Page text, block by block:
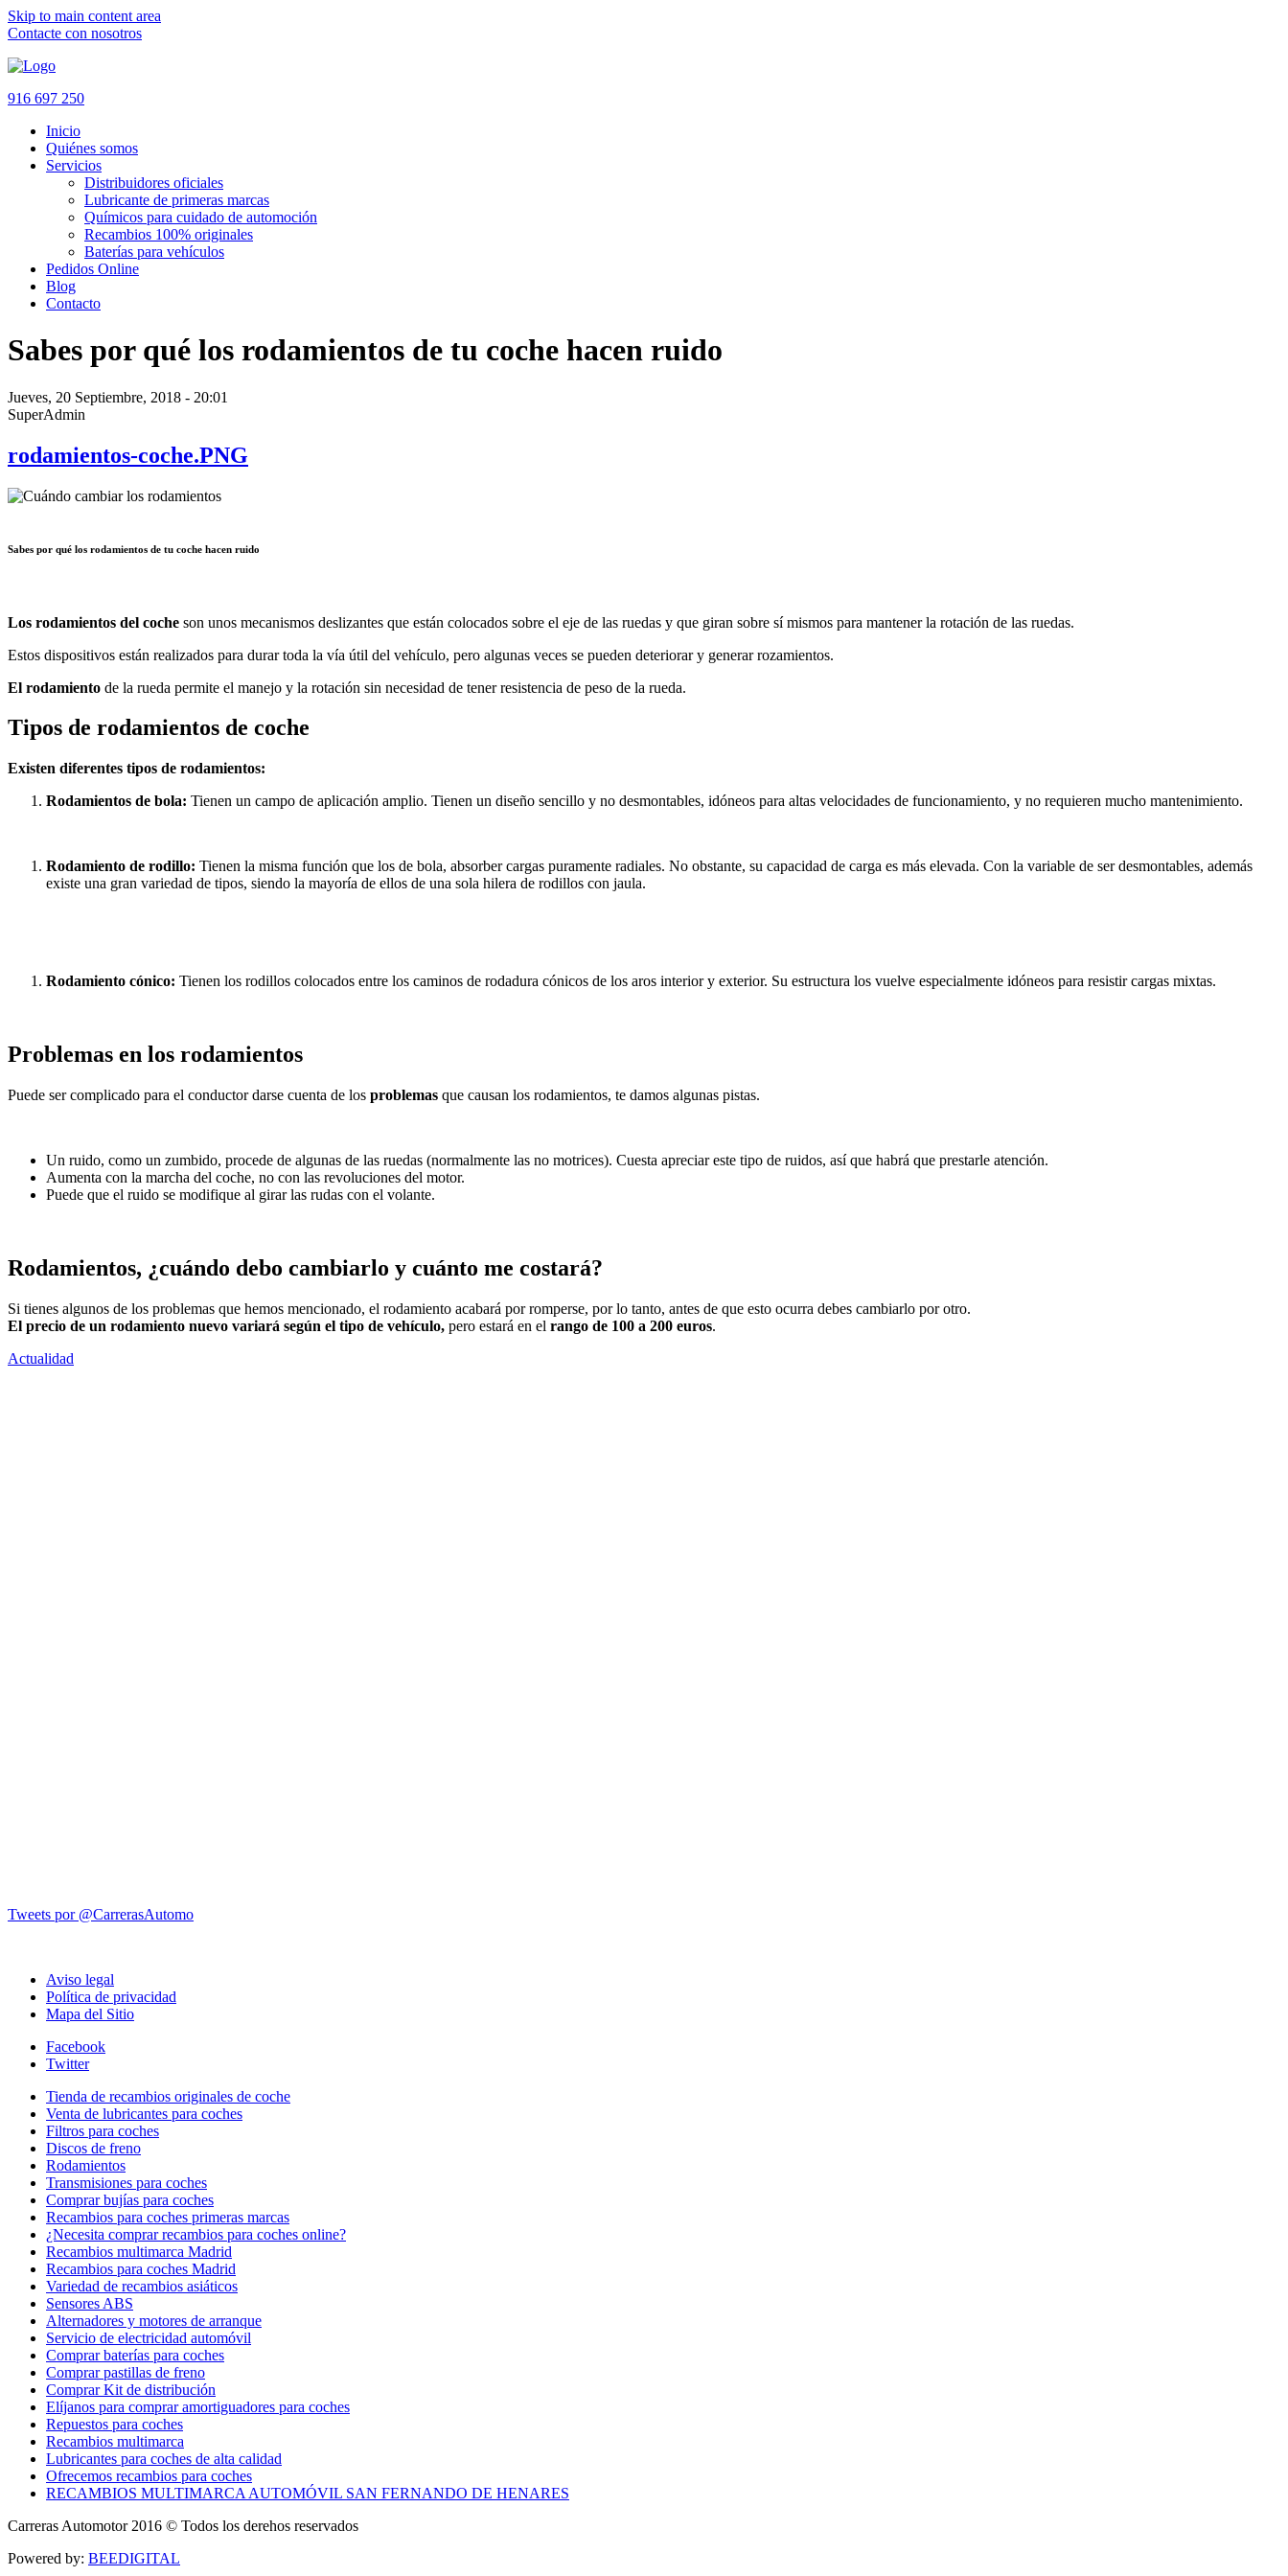
Skip to main content area
Contacte con nosotros
916 697 250
Inicio
Quiénes somos
Servicios
Distribuidores oficiales
Lubricante de primeras marcas
Químicos para cuidado de automoción
Recambios 100% originales
Baterías para vehículos
Pedidos Online
Blog
Contacto
Sabes por qué los rodamientos de tu coche hacen ruido
Jueves, 20 Septiembre, 2018 - 20:01
SuperAdmin
rodamientos-coche.PNG
Sabes por qué los rodamientos de tu coche hacen ruido
Los rodamientos del coche son unos mecanismos deslizantes que están colocados sobre el eje de las ruedas y que giran sobre sí mismos para mantener la rotación de las ruedas.
Estos dispositivos están realizados para durar toda la vía útil del vehículo, pero algunas veces se pueden deteriorar y generar rozamientos.
El rodamiento de la rueda permite el manejo y la rotación sin necesidad de tener resistencia de peso de la rueda.
Tipos de rodamientos de coche
Existen diferentes tipos de rodamientos:
Rodamientos de bola: Tienen un campo de aplicación amplio. Tienen un diseño sencillo y no desmontables, idóneos para altas velocidades de funcionamiento, y no requieren mucho mantenimiento.
Rodamiento de rodillo: Tienen la misma función que los de bola, absorber cargas puramente radiales. No obstante, su capacidad de carga es más elevada. Con la variable de ser desmontables, además
existe una gran variedad de tipos, siendo la mayoría de ellos de una sola hilera de rodillos con jaula.
Rodamiento cónico: Tienen los rodillos colocados entre los caminos de rodadura cónicos de los aros interior y exterior. Su estructura los vuelve especialmente idóneos para resistir cargas mixtas.
Problemas en los rodamientos
Puede ser complicado para el conductor darse cuenta de los problemas que causan los rodamientos, te damos algunas pistas.
Un ruido, como un zumbido, procede de algunas de las ruedas (normalmente las no motrices). Cuesta apreciar este tipo de ruidos, así que habrá que prestarle atención.
Aumenta con la marcha del coche, no con las revoluciones del motor.
Puede que el ruido se modifique al girar las rudas con el volante.
Rodamientos, ¿cuándo debo cambiarlo y cuánto me costará?
Si tienes algunos de los problemas que hemos mencionado, el rodamiento acabará por romperse, por lo tanto, antes de que esto ocurra debes cambiarlo por otro.
El precio de un rodamiento nuevo variará según el tipo de vehículo, pero estará en el rango de 100 a 200 euros.
Actualidad
Tweets por @CarrerasAutomo
Aviso legal
Política de privacidad
Mapa del Sitio
Facebook
Twitter
Tienda de recambios originales de coche
Venta de lubricantes para coches
Filtros para coches
Discos de freno
Rodamientos
Transmisiones para coches
Comprar bujías para coches
Recambios para coches primeras marcas
¿Necesita comprar recambios para coches online?
Recambios multimarca Madrid
Recambios para coches Madrid
Variedad de recambios asiáticos
Sensores ABS
Alternadores y motores de arranque
Servicio de electricidad automóvil
Comprar baterías para coches
Comprar pastillas de freno
Comprar Kit de distribución
Elíjanos para comprar amortiguadores para coches
Repuestos para coches
Recambios multimarca
Lubricantes para coches de alta calidad
Ofrecemos recambios para coches
RECAMBIOS MULTIMARCA AUTOMÓVIL SAN FERNANDO DE HENARES
Carreras Automotor 2016 © Todos los derehos reservados
Powered by: BEEDIGITAL